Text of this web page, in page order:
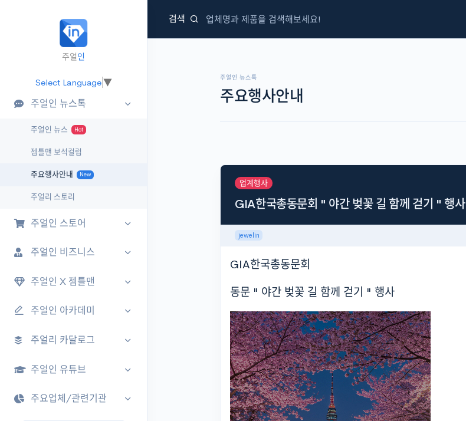
주얼리 지식정보 포털
주얼
인
jewelin.kr
Select Language▼
주얼인 뉴스톡
주얼인 뉴스 Hot
젬틀맨 보석컬럼
주요행사안내 New
주얼리 스토리
주얼인 스토어
주얼인 비즈니스
주얼인 X 젬틀맨
주얼인 아카데미
주얼리 카달로그
주얼인 유튜브
주요업체/관련기관
검색
주얼인 뉴스톡
주요행사안내
업계행사
GIA한국총동문회 " 야간 벚꽃 길 함께 걷기 " 행사
jewelin
GIA한국총동문회
동문 " 야간 벚꽃 길 함께 걷기 " 행사